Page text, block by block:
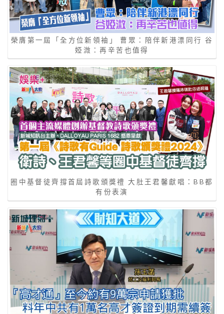
榮膺第一屆「全方位新領袖」 曹眾：陪伴新港漂同行 谷
婭溦：再辛苦也值得
圈中基督徒齊撐首屆詩歌頒獎禮 大肚王君馨獻唱：BB都
有份表演